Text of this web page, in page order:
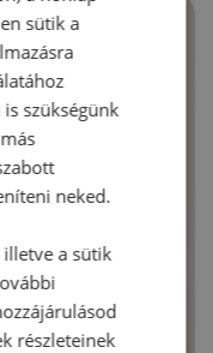
sütik a
szükségünk
neked.
a sütik
részleteinek